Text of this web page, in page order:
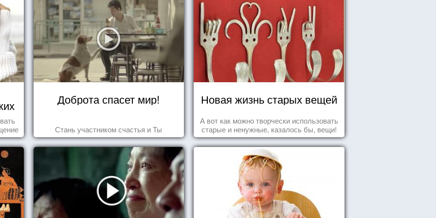
Доброта спасет мир!
Стань участником счастья и Ты
Новая жизнь старых вещей
А вот как можно творчески использовать
старые и ненужные, казалось бы, вещи!